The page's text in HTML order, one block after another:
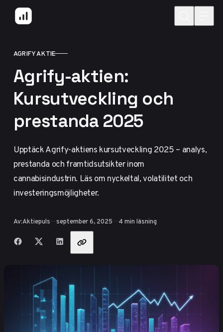
Hoppa till innehåll
KATEGORI
AGRIFY AKTIE
Agrify-aktien:
Kursutveckling och
prestanda 2025
Upptäck Agrify-aktiens kursutveckling 2025 – analys,
prestanda och framtidsutsikter inom
cannabisindustrin. Läs om nyckeltal, volatilitet och
investeringsmöjligheter.
Av:Aktiepuls Publicerad
september 6, 2025 4 min läsning
Dela med vänner